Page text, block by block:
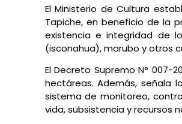
El Ministerio de Cultura
Tapiche, en beneficio de la
existencia e integridad de
(isconahua), marubo y otros
El Decreto Supremo N° 007-
hectáreas. Además, señala
sistema de monitoreo,
vida, subsistencia y recursos